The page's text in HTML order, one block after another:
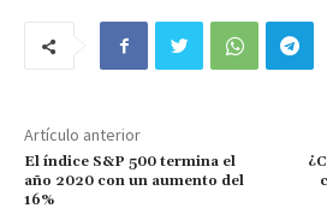
Artículo anterior
El índice S&P 500 termina el
año 2020 con un aumento del
16%